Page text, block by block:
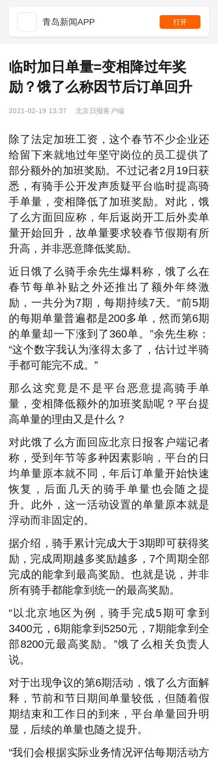
青岛新闻APP 打开
临时加日单量=变相降过年奖
励？饿了么称因节后订单回升
2021-02-19 13:37 北京日报客户端
除了法定加班工资，这个春节不少企业还
给留下来就地过年坚守岗位的员工提供了
部分额外的加班奖励。不过记者2月19日获
悉，有骑手公开发声质疑平台临时提高骑
手单量，变相降低了加班奖励。对此，饿
了么方面回应称，年后返岗开工后外卖单
量开始回升，故单量要求较春节假期有所
升高，并非恶意降低奖励。
近日饿了么骑手余先生爆料称，饿了么在
春节每单补贴之外还推出了额外年终激
励，一共分为7期，每期持续7天。“前5期
的每期单量普遍都是200多单，然而第6期
的单量却一下涨到了360单。”余先生称：
“这个数字我认为涨得太多了，估计过半骑
手都可能完不成。”
那么这究竟是不是平台恶意提高骑手单
量，变相降低额外的加班奖励呢？平台提
高单量的理由又是什么？
对此饿了么方面回应北京日报客户端记者
称，受到年节等多种因素影响，平台的日
均单量原本就不同，年后订单量开始快速
恢复，后面几天的骑手单量也会随之提
升。此外，这一活动设置的单量原本就是
浮动而非固定的。
据介绍，骑手累计完成大于3期即可获得奖
励，完成周期越多奖励越多，7个周期全部
完成的能拿到最高奖励。也就是说，并非
所有骑手都能拿到统一的最高奖励。
“以北京地区为例，骑手完成5期可拿到
3400元，6期能拿到5250元，7期能拿到全
部8200元最高奖励。”饿了么相关负责人
说。
对于出现争议的第6期活动，饿了么方面解
释，节前和节日期间单量较低，但随着假
期结束和工作日的到来，平台单量回升明
显，后续的单量也随之提升。
“我们会根据实际业务情况评估每期活动方